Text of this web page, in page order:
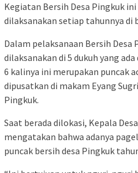
Kegiatan Bersih Desa Pingkuk
dilaksanakan setiap tahunnya di
Dalam pelaksanaan Bersih Desa
dilaksanakan di 5 dukuh yang
6 kalinya ini merupakan puncak
dipusatkan di makam Eyang
Pingkuk.
Saat berada dilokasi, Kepala
mengatakan bahwa adanya
puncak bersih desa Pingkuk